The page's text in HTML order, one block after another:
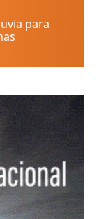
para